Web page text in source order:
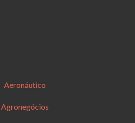
Aeronáutico
Agronegócios